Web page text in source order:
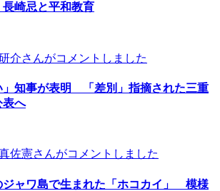
長崎忌と平和教育
介さんがコメントしました
」知事が表明 「差別」指摘された三重
表へ
佐憲さんがコメントしました
ジャワ島で生まれた「ホコカイ」 模様